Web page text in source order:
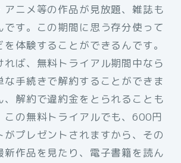
アニメ等の作品が見放題、雑誌も
です。この期間に思う存分使って
体験することができるんです。
れば、無料トライアル期間中なら
な手続きで解約することができま
、解約で違約金をとられることも
この無料トライアルでも、600円
がプレゼントされますから、その
新作品を見たり、電子書籍を読ん